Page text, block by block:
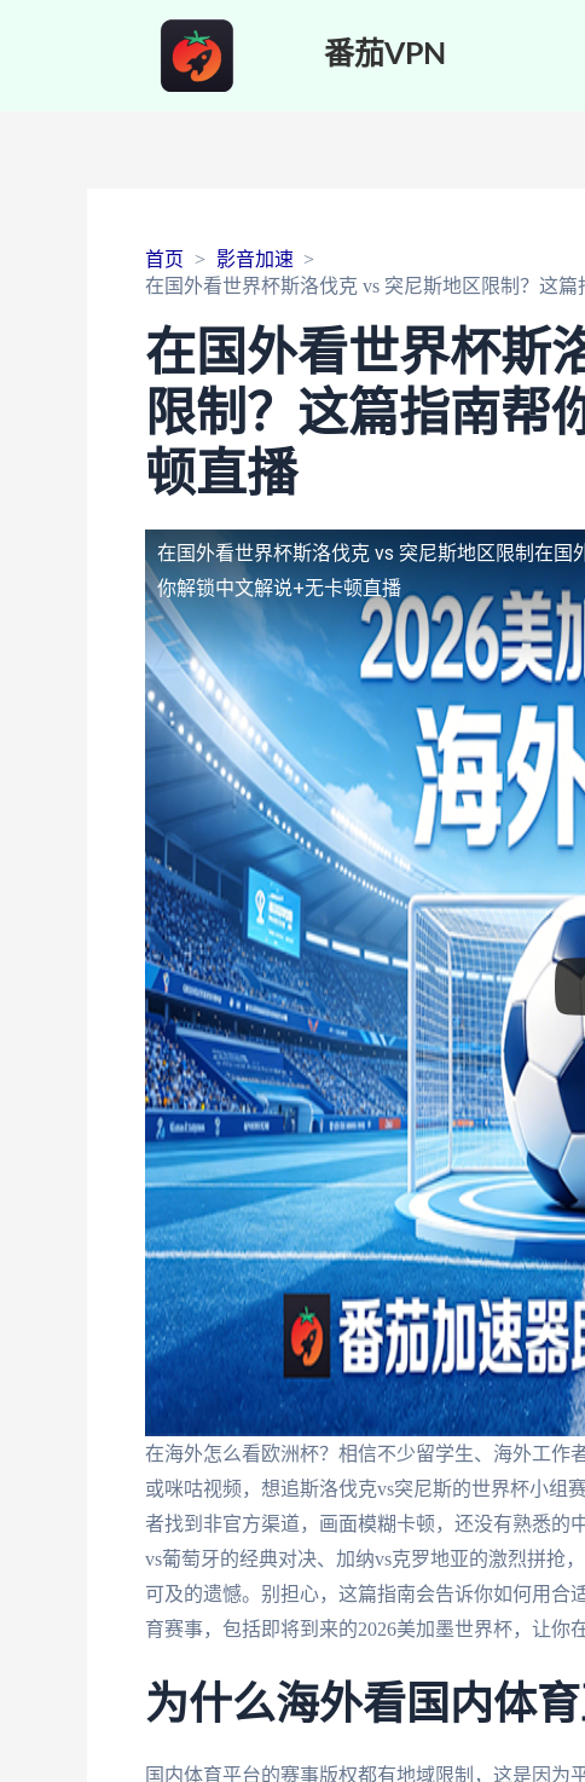
番茄VPN
首页
影音加速
在国外看世界杯斯洛伐克 vs 突尼斯地区限制？这
在国外看世界杯斯
限制？这篇指南帮
顿直播
在国外看世界杯斯洛伐克 vs 突尼斯地区限制 在国
你解锁中文解说+无卡顿直播
在海外怎么看欧洲杯？相信不少留学生、海外工作
或咪咕视频，想追斯洛伐克vs突尼斯的世界杯小组
者找到非官方渠道，画面模糊卡顿，还没有熟悉的
vs葡萄牙的经典对决、加纳vs克罗地亚的激烈拼抢
可及的遗憾。别担心，这篇指南会告诉你如何用合
育赛事，包括即将到来的2026美加墨世界杯，让你
为什么海外看国内体育
国内体育平台的赛事版权都有地域限制，这是因为